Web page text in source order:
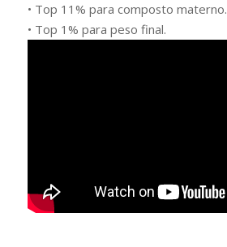
• Top 11% para composto materno.
• Top 1% para peso final.